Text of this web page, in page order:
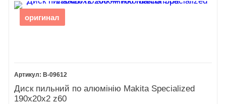
оригинал
B-09612
Диск пильний по алюмінію Makita Specialized
190х20х2 z60